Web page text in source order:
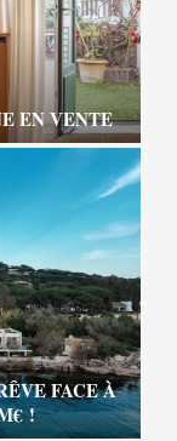
EN VENTE
FACE À
!